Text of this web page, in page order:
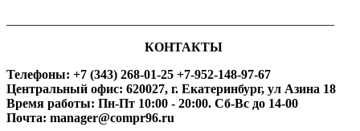
КОНТАКТЫ
Телефоны: +7 (343) 268-01-25 +7-952-148-97-67
Центральный офис: 620027, г. Екатеринбург, ул Азина 18
Время работы: Пн-Пт 10:00 - 20:00. Сб-Вс до 14-00
Почта: manager@compr96.ru